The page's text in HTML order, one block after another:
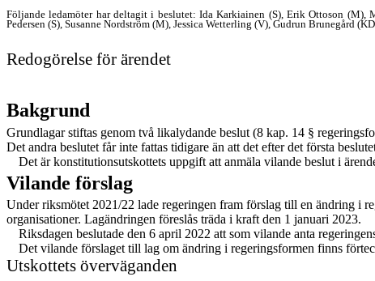
Följande ledamöter har deltagit i beslutet: Ida Karkiainen (S), Erik Ottoson (M),
Pedersen (S), Susanne Nordström (M), Jessica Wetterling (V), Gudrun Brunegård
Redogörelse för ärendet
Bakgrund
Grundlagar stiftas genom två likalydande beslut (8 kap. 14 §
Det andra beslutet får inte fattas tidigare än att det efter det första
Det är konstitutionsutskottets uppgift att anmäla vilande beslut i
Vilande förslag
Under riksmötet 2021/22 lade regeringen fram förslag till en ändring i
organisationer. Lagändringen föreslås träda i kraft den 1 januari 2023.
Riksdagen beslutade den 6 april 2022 att som vilande anta
Det vilande förslaget till lag om ändring i regeringsformen finns
Utskottets överväganden